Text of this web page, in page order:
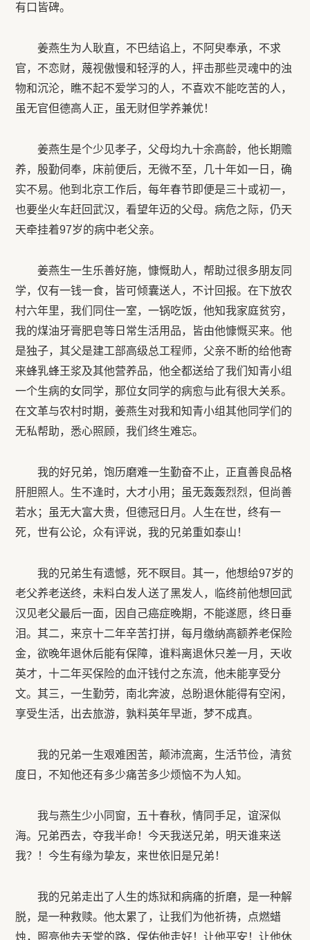
有口皆碑。
姜燕生为人耿直，不巴结谄上，不阿臾奉承，不求
官，不恋财，蔑视傲慢和轻浮的人，抨击那些灵魂中的浊
物和沉沦，瞧不起不爱学习的人，不喜欢不能吃苦的人，
虽无官但德高人正，虽无财但学养兼优！
姜燕生是个少见孝子，父母均九十余高龄，他长期赡
养，殷勤伺奉，床前便后，无微不至，几十年如一日，确
实不易。他到北京工作后，每年春节即便是三十或初一，
也要坐火车赶回武汉，看望年迈的父母。病危之际，仍天
天牵挂着97岁的病中老父亲。
姜燕生一生乐善好施，慷慨助人，帮助过很多朋友同
学，仅有一钱一食，皆可倾囊送人，不计回报。在下放农
村六年里，我们同住一室，一锅吃饭，他知我家庭贫穷，
我的煤油牙膏肥皂等日常生活用品，皆由他慷慨买来。他
是独子，其父是建工部高级总工程师，父亲不断的给他寄
来蜂乳蜂王浆及其他营养品，他全都送给了我们知青小组
一个生病的女同学，那位女同学的病愈与此有很大关系。
在文革与农村时期，姜燕生对我和知青小组其他同学们的
无私帮助，悉心照顾，我们终生难忘。
我的好兄弟，饱历磨难一生勤奋不止，正直善良品格
肝胆照人。生不逢时，大才小用；虽无轰轰烈烈，但尚善
若水；虽无大富大贵，但德冠日月。人生在世，终有一
死，世有公论，众有评说，我的兄弟重如泰山！
我的兄弟生有遗憾，死不瞑目。其一，他想给97岁的
老父养老送终，未料白发人送了黑发人，临终前他想回武
汉见老父最后一面，因自己癌症晚期，不能遂愿，终日垂
泪。其二，来京十二年辛苦打拼，每月缴纳高额养老保险
金，欲晚年退休后能有保障，谁料离退休只差一月，天收
英才，十二年买保险的血汗钱付之东流，他未能享受分
文。其三，一生勤劳，南北奔波，总盼退休能得有空闲，
享受生活，出去旅游，孰料英年早逝，梦不成真。
我的兄弟一生艰难困苦，颠沛流离，生活节俭，清贫
度日，不知他还有多少痛苦多少烦恼不为人知。
我与燕生少小同窗，五十春秋，情同手足，谊深似
海。兄弟西去，夺我半命！今天我送兄弟，明天谁来送
我？！今生有缘为挚友，来世依旧是兄弟！
我的兄弟走出了人生的炼狱和病痛的折磨，是一种解
脱，是一种救赎。他太累了，让我们为他祈祷，点燃蜡
烛，照亮他去天堂的路，保佑他走好！让他平安！让他休